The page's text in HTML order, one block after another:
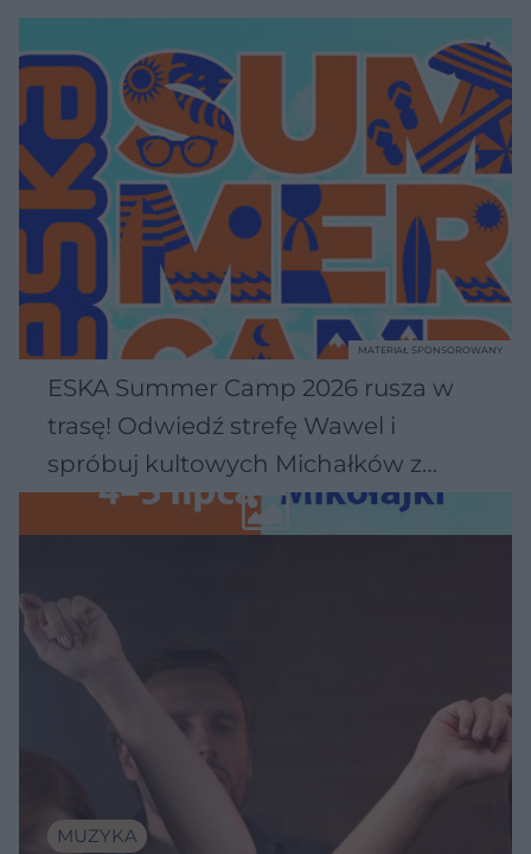
ESKA Summer Camp 2026 rusza w
trasę! Odwiedź strefę Wawel i
spróbuj kultowych Michałków z
Wawelu
MATERIAŁ SPONSOROWANY
MUZYKA